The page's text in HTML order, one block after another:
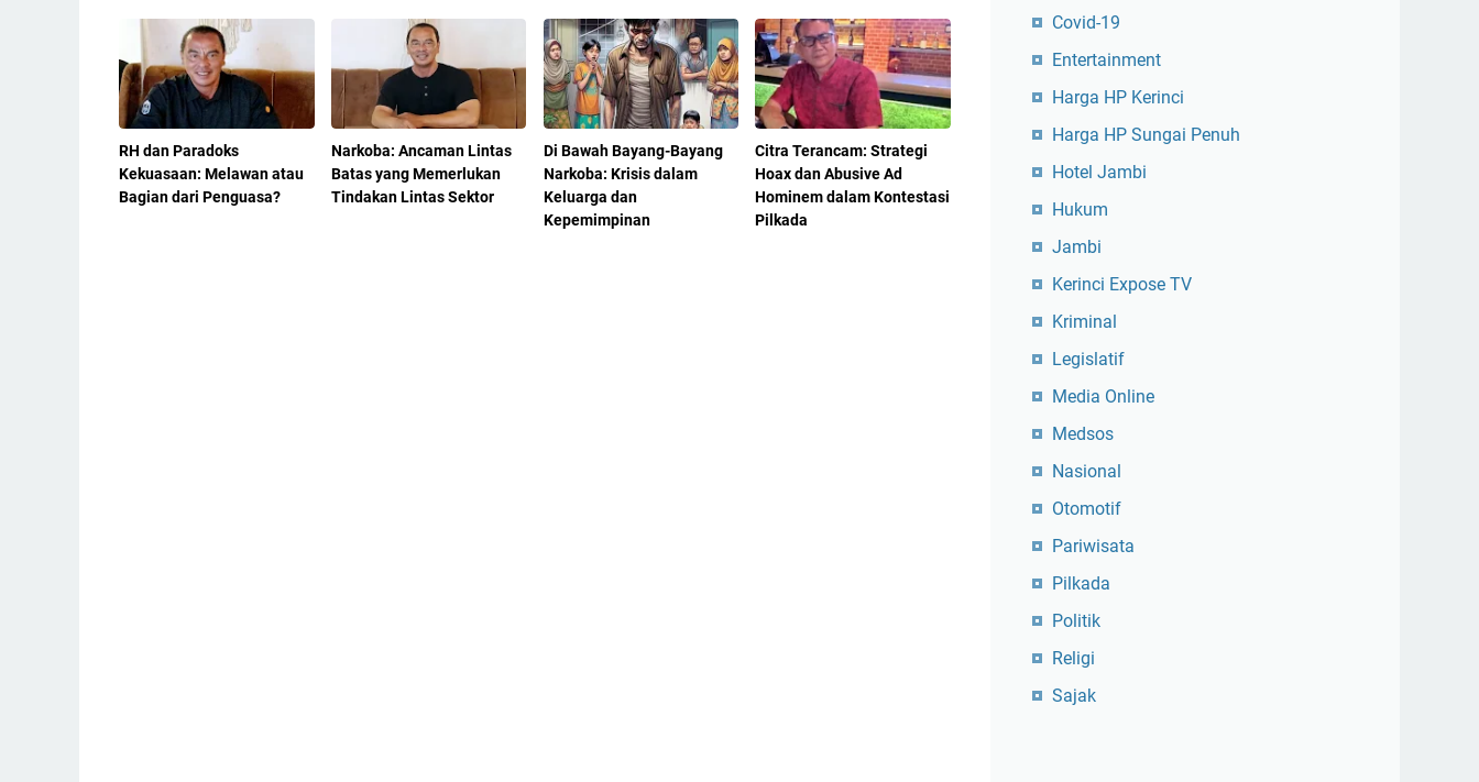
RH dan Paradoks
Kekuasaan: Melawan atau
Bagian dari Penguasa?
Narkoba: Ancaman Lintas
Batas yang Memerlukan
Tindakan Lintas Sektor
Di Bawah Bayang-Bayang
Narkoba: Krisis dalam
Keluarga dan
Kepemimpinan
Citra Terancam: Strategi
Hoax dan Abusive Ad
Hominem dalam Kontestasi
Pilkada
Covid-19
Entertainment
Harga HP Kerinci
Harga HP Sungai Penuh
Hotel Jambi
Hukum
Jambi
Kerinci Expose TV
Kriminal
Legislatif
Media Online
Medsos
Nasional
Otomotif
Pariwisata
Pilkada
Politik
Religi
Sajak